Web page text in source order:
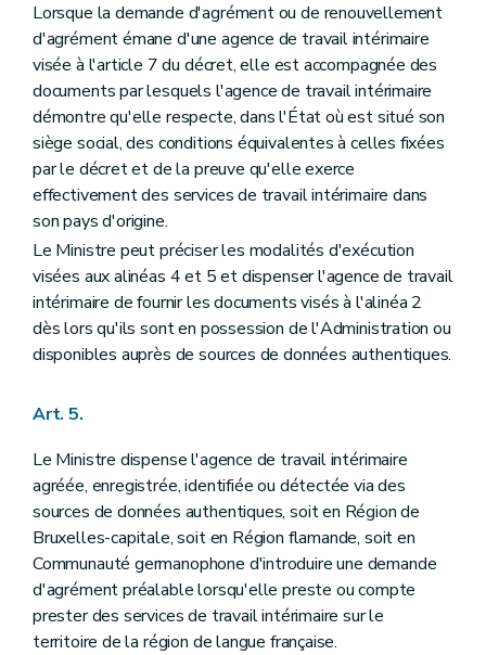
Lorsque la demande d'agrément ou de renouvellement
d'agrément émane d'une agence de travail intérimaire
visée à l'article 7 du décret, elle est accompagnée des
documents par lesquels l'agence de travail intérimaire
démontre qu'elle respecte, dans l'État où est situé son
siège social, des conditions équivalentes à celles fixées
par le décret et de la preuve qu'elle exerce
effectivement des services de travail intérimaire dans
son pays d'origine.
Le Ministre peut préciser les modalités d'exécution
visées aux alinéas 4 et 5 et dispenser l'agence de travail
intérimaire de fournir les documents visés à l'alinéa 2
dès lors qu'ils sont en possession de l'Administration ou
disponibles auprès de sources de données authentiques.
Art. 5.
Le Ministre dispense l'agence de travail intérimaire
agréée, enregistrée, identifiée ou détectée via des
sources de données authentiques, soit en Région de
Bruxelles-capitale, soit en Région flamande, soit en
Communauté germanophone d'introduire une demande
d'agrément préalable lorsqu'elle preste ou compte
prester des services de travail intérimaire sur le
territoire de la région de langue française.